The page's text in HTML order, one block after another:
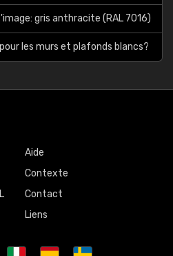
gris anthracite (RAL 7016)
les murs et plafonds blancs?
Aide
Contexte
Contact
Liens